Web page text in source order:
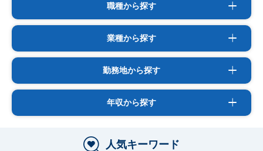
職種から探す
業種から探す
勤務地から探す
年収から探す
人気キーワード